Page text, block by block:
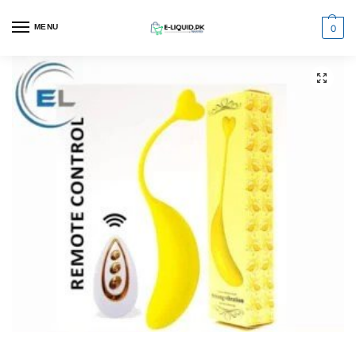
MENU 0